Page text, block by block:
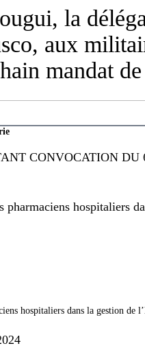
la
aux
mandat
CONVOCATION
pharmaciens hospitaliers
hospitaliers dans la gestion